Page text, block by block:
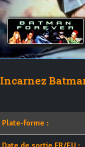
Incarnez
Plate-forme :